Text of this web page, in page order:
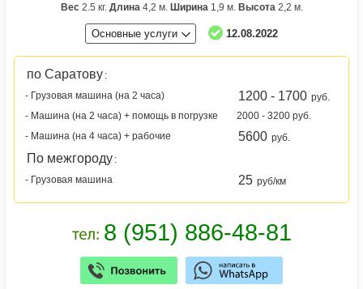
Вес2.5 кг. Длина4,2 м. Ширина1,9 м. Высота2,2 м.
Основные услуги 12.08.2022
по Саратову :
- Грузовая машина (на 2 часа)
1200 - 1700 руб.
- Машина (на 2 часа) + помощь в погрузке
2000 - 3200 руб.
- Машина (на 4 часа) + рабочие
5600 руб.
По межгороду :
- Грузовая машина
25 руб/км